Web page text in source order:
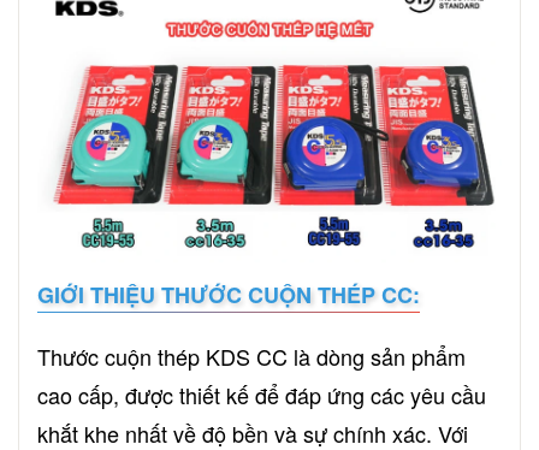
GIỚI THIỆU THƯỚC CUỘN THÉP CC:
Thước cuộn thép KDS CC là dòng sản phẩm
cao cấp, được thiết kế để đáp ứng các yêu cầu
khắt khe nhất về độ bền và sự chính xác. Với